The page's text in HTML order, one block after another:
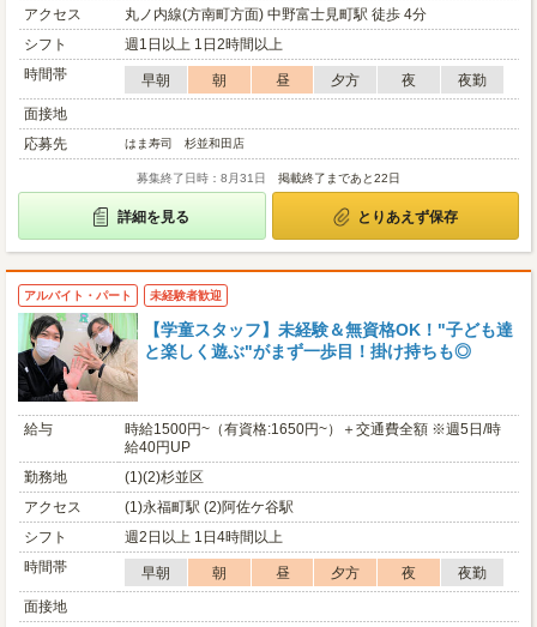
アクセス
丸ノ内線(方南町方面) 中野富士見町駅 徒歩 4分
シフト
週1日以上 1日2時間以上
時間帯
早朝 朝 昼 夕方 夜
夜勤
面接地
応募先
はま寿司 杉並和田店
募集終了日時：8月31日 掲載終了まであと22日
詳細を見る とりあえず保存
アルバイト・パート 未経験者歓迎
【学童スタッフ】未経験＆無資格OK！"子ども達
と楽しく遊ぶ"がまず一歩目！掛け持ちも◎
給与
時給1500円~（有資格:1650円~）＋交通費全額 ※週5日/時
給40円UP
勤務地
(1)(2)杉並区
アクセス
(1)永福町駅 (2)阿佐ケ谷駅
シフト
週2日以上 1日4時間以上
時間帯
早朝 朝 昼 夕方 夜
夜勤
面接地